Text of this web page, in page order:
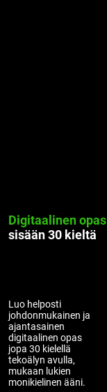
Digitaalinen opas
sisään30 kieltä
Luo helposti
johdonmukainen ja
ajantasainen
digitaalinen opas
jopa 30 kielellä
tekoälyn avulla,
mukaan lukien
monikielinen ääni.